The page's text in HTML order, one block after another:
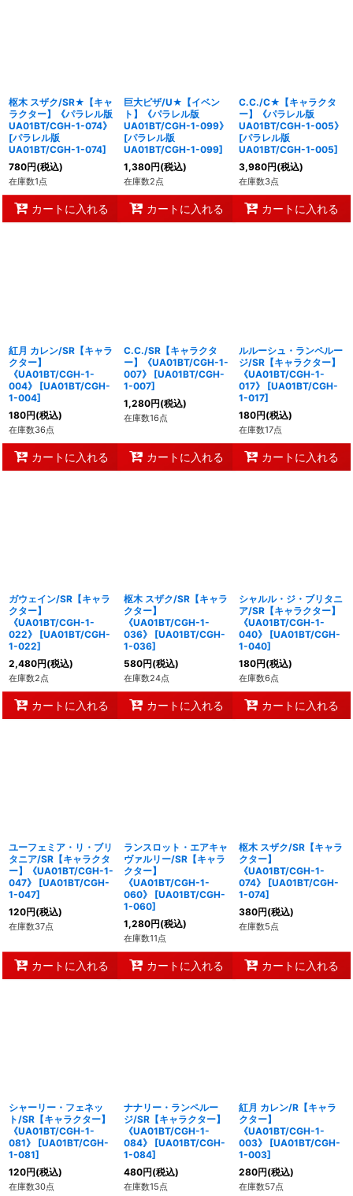
枢木 スザク/SR★【キャ
ラクター】《パラレル版
UA01BT/CGH-1-074》
[パラレル版
UA01BT/CGH-1-074]
780円(税込)
在庫数1点
カートに入れる
巨大ピザ/U★【イベン
ト】《パラレル版
UA01BT/CGH-1-099》
[パラレル版
UA01BT/CGH-1-099]
1,380円(税込)
在庫数2点
カートに入れる
C.C./C★【キャラクタ
ー】《パラレル版
UA01BT/CGH-1-005》
[パラレル版
UA01BT/CGH-1-005]
3,980円(税込)
在庫数3点
カートに入れる
紅月 カレン/SR【キャラ
クター】
《UA01BT/CGH-1-
004》
[UA01BT/CGH-
1-004]
180円(税込)
在庫数36点
カートに入れる
C.C./SR【キャラクタ
ー】《UA01BT/CGH-1-
007》
[UA01BT/CGH-
1-007]
1,280円(税込)
在庫数16点
カートに入れる
ルルーシュ・ランペルー
ジ/SR【キャラクター】
《UA01BT/CGH-1-
017》
[UA01BT/CGH-
1-017]
180円(税込)
在庫数17点
カートに入れる
ガウェイン/SR【キャラ
クター】
《UA01BT/CGH-1-
022》
[UA01BT/CGH-
1-022]
2,480円(税込)
在庫数2点
カートに入れる
枢木 スザク/SR【キャラ
クター】
《UA01BT/CGH-1-
036》
[UA01BT/CGH-
1-036]
580円(税込)
在庫数24点
カートに入れる
シャルル・ジ・ブリタニ
ア/SR【キャラクター】
《UA01BT/CGH-1-
040》
[UA01BT/CGH-
1-040]
180円(税込)
在庫数6点
カートに入れる
ユーフェミア・リ・ブリ
タニア/SR【キャラクタ
ー】《UA01BT/CGH-1-
047》
[UA01BT/CGH-
1-047]
120円(税込)
在庫数37点
カートに入れる
ランスロット・エアキャ
ヴァルリー/SR【キャラ
クター】
《UA01BT/CGH-1-
060》
[UA01BT/CGH-
1-060]
1,280円(税込)
在庫数11点
カートに入れる
枢木 スザク/SR【キャラ
クター】
《UA01BT/CGH-1-
074》
[UA01BT/CGH-
1-074]
380円(税込)
在庫数5点
カートに入れる
シャーリー・フェネッ
ト/SR【キャラクター】
《UA01BT/CGH-1-
081》
[UA01BT/CGH-
1-081]
120円(税込)
在庫数30点
ナナリー・ランペルー
ジ/SR【キャラクター】
《UA01BT/CGH-1-
084》
[UA01BT/CGH-
1-084]
480円(税込)
在庫数15点
紅月 カレン/R【キャラ
クター】
《UA01BT/CGH-1-
003》
[UA01BT/CGH-
1-003]
280円(税込)
在庫数57点